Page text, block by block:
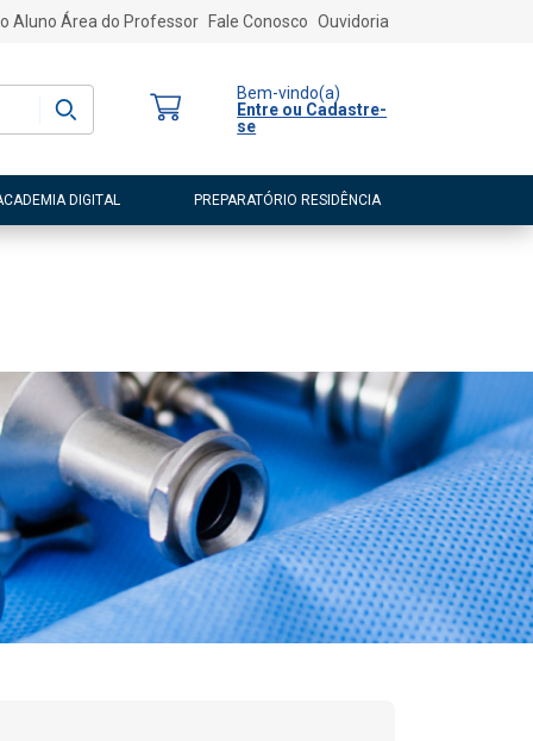
Aluno Área do Professor Fale Conosco Ouvidoria
Bem-vindo(a)
Entre ou Cadastre-
se
DIGITAL PREPARATÓRIO RESIDÊNCIA